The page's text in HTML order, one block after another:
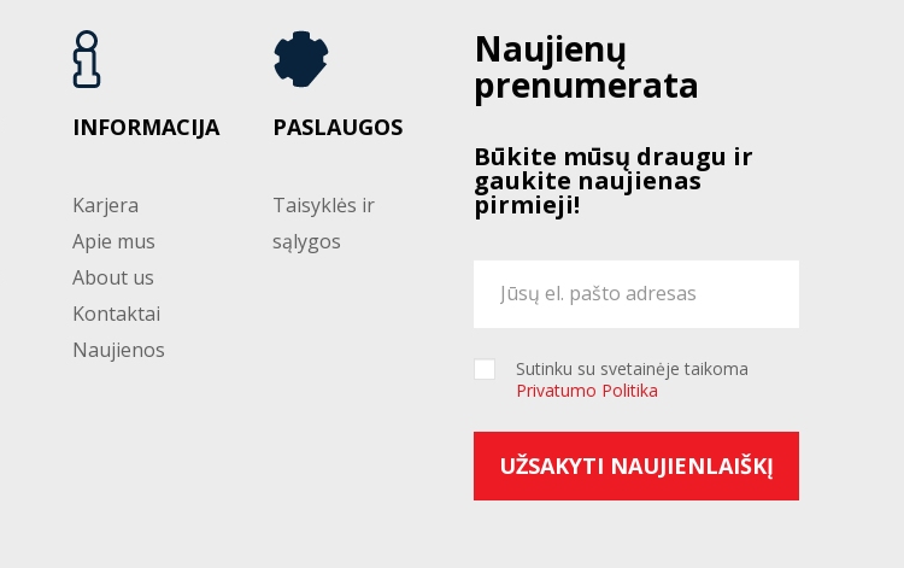
INFORMACIJA
Karjera
Apie mus
About us
Kontaktai
Naujienos
PASLAUGOS
Taisyklės ir
sąlygos
Naujienų
prenumerata
Būkite mūsų draugu ir
gaukite naujienas
pirmieji!
Sutinku su svetainėje taikoma
Privatumo Politika
UŽSAKYTI NAUJIENLAIŠKĮ